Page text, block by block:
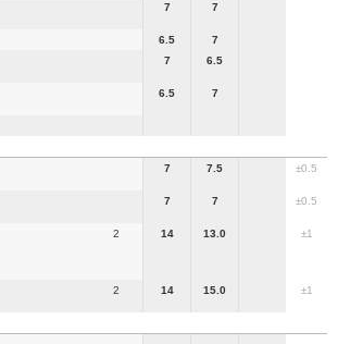
7 7
6.5
7
7 6.5
6.5 7
7 7.5 ±0.5
7 7 ±0.5
2 14 13.0 ±1
2 14 15.0 ±1